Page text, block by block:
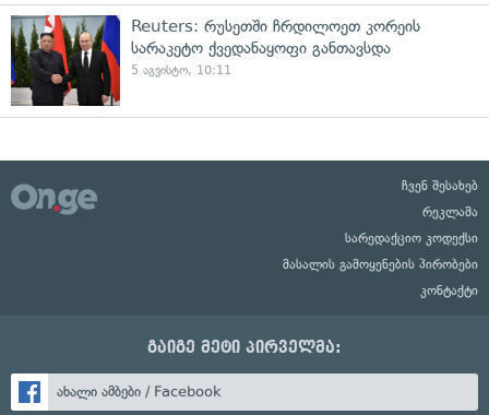
Reuters: რუსეთში ჩრდილოეთ კორეის
სარაკეტო ქვედანაყოფი განთავსდა
5 აგვისტო, 10:11
ჩვენ შესახებ
რეკლამა
სარედაქციო კოდექსი
მასალის გამოყენების პირობები
კონტაქტი
გაიგე მეტი პირველმა:
ახალი ამბები / Facebook